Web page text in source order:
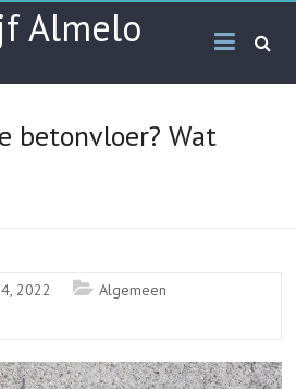
Almelo
betonvloer? Wat
2022
Algemeen